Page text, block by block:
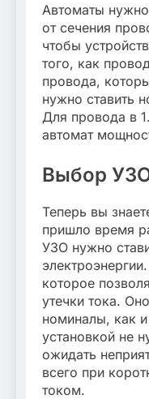
Автоматы
от сечения
чтобы
того, как
провода,
нужно ставить
Для провода в
автомат
Выбор
Теперь вы
пришло время
УЗО нужно
которое
утечки тока.
номиналы, как
установкой не
ожидать
всего при
током.